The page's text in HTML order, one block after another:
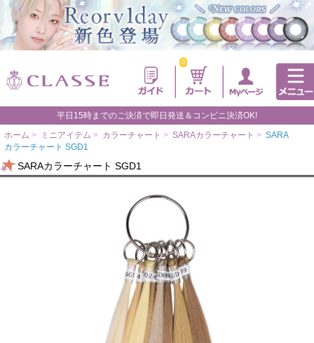
0
平日15時までのご決済で即日発送＆コンビニ決済OK!
ホーム > ミニアイテム > カラーチャート > SARAカラーチャート > SARA
カラーチャート SGD1
SARAカラーチャート SGD1